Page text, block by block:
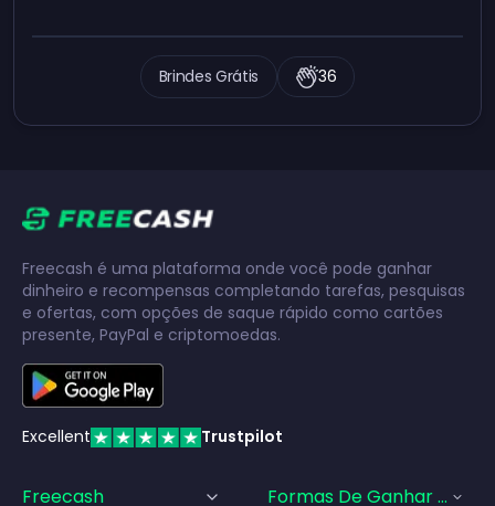
Brindes Grátis 36
Freecash é uma plataforma onde você pode ganhar
dinheiro e recompensas completando tarefas, pesquisas
e ofertas, com opções de saque rápido como cartões
presente, PayPal e criptomoedas.
Excellent Trustpilot
Freecash Formas De Ganhar